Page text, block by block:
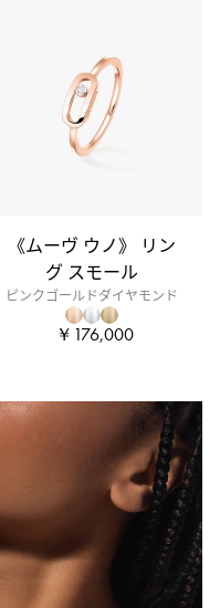
《ムーヴ ウノ》 リン
グ スモール
ピンクゴールドダイヤモンド
￥176,000